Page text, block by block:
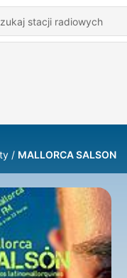
MALLORCA SALSON